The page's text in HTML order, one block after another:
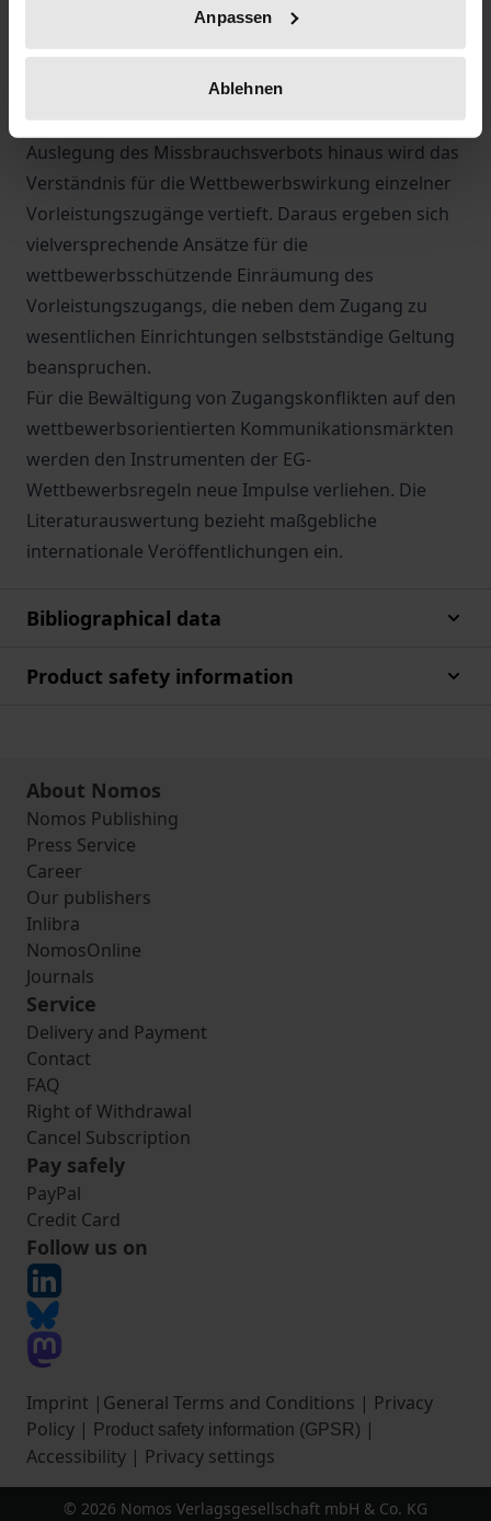
Anpassen
Ablehnen
Gesamtwürdigung einer Zugangsverweigerung.
Im Ergebnis variiert die Tatbestandsmäßigkeit einer
Drittzulassungsverweigerung bezogen auf die
konkrete Vorleistung. Über die branchenspezifische
Auslegung des Missbrauchsverbots hinaus wird das
Verständnis für die Wettbewerbswirkung einzelner
Vorleistungszugänge vertieft. Daraus ergeben sich
vielversprechende Ansätze für die
wettbewerbsschützende Einräumung des
Vorleistungszugangs, die neben dem Zugang zu
wesentlichen Einrichtungen selbstständige Geltung
beanspruchen.
Für die Bewältigung von Zugangskonflikten auf den
wettbewerbsorientierten Kommunikationsmärkten
werden den Instrumenten der EG-
Wettbewerbsregeln neue Impulse verliehen. Die
Literaturauswertung bezieht maßgebliche
internationale Veröffentlichungen ein.
Bibliographical data
Product safety information
About Nomos
Nomos Publishing
Press Service
Career
Our publishers
Inlibra
NomosOnline
Journals
Service
Delivery and Payment
Contact
FAQ
Right of Withdrawal
Cancel Subscription
Pay safely
PayPal
Credit Card
Follow us on
Imprint | General Terms and Conditions | Privacy
Policy | Product safety information (GPSR) |
Accessibility | Privacy settings
© 2026 Nomos Verlagsgesellschaft mbH & Co. KG